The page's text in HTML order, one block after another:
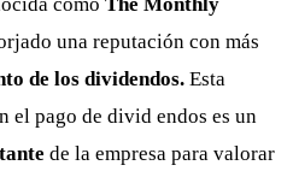
una reputación con más
de los dividendos. Esta
el pago de divid endos es un
de la empresa para valorar